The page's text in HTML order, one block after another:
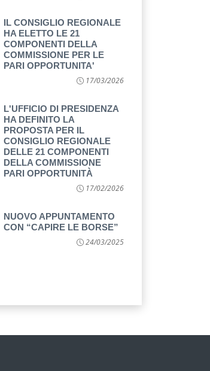
IL CONSIGLIO REGIONALE
HA ELETTO LE 21
COMPONENTI DELLA
COMMISSIONE PER LE
PARI OPPORTUNITA'
17/03/2026
L'UFFICIO DI PRESIDENZA
HA DEFINITO LA
PROPOSTA PER IL
CONSIGLIO REGIONALE
DELLE 21 COMPONENTI
DELLA COMMISSIONE
PARI OPPORTUNITÀ
17/02/2026
NUOVO APPUNTAMENTO
CON “CAPIRE LE BORSE”
24/03/2025